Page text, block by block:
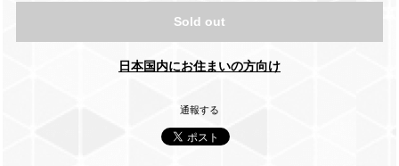
Sold out
日本国内にお住まいの方向け
通報する